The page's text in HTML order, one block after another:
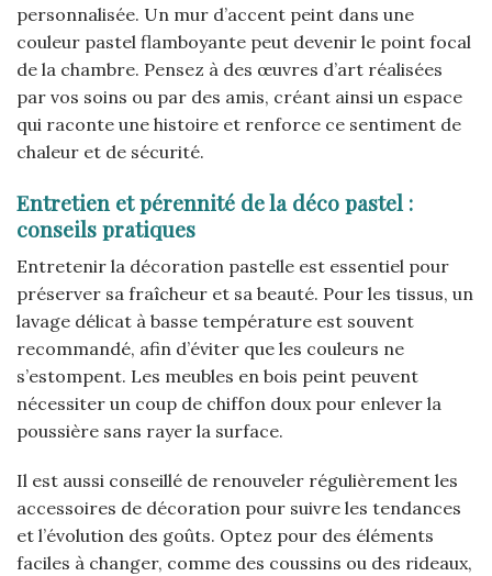
personnalisée. Un mur d’accent peint dans une
couleur pastel flamboyante peut devenir le point focal
de la chambre. Pensez à des œuvres d’art réalisées
par vos soins ou par des amis, créant ainsi un espace
qui raconte une histoire et renforce ce sentiment de
chaleur et de sécurité.
Entretien et pérennité de la déco pastel :
conseils pratiques
Entretenir la décoration pastelle est essentiel pour
préserver sa fraîcheur et sa beauté. Pour les tissus, un
lavage délicat à basse température est souvent
recommandé, afin d’éviter que les couleurs ne
s’estompent. Les meubles en bois peint peuvent
nécessiter un coup de chiffon doux pour enlever la
poussière sans rayer la surface.
Il est aussi conseillé de renouveler régulièrement les
accessoires de décoration pour suivre les tendances
et l’évolution des goûts. Optez pour des éléments
faciles à changer, comme des coussins ou des rideaux,